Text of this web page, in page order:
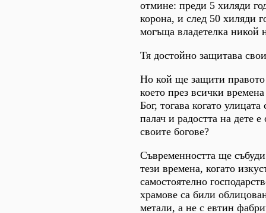
отмине: преди 5 хиляди
корона, и след 50 хиляди
могъща владетелка никой
Тя достойно защитава
Но кой ще защити правото
което през всички
Бог, тогава когато
палач и радостта на дете е
своите богове?
Съвременността ще
тези времена, когато
самостоятелно
храмове са били
метали, а не с евтин